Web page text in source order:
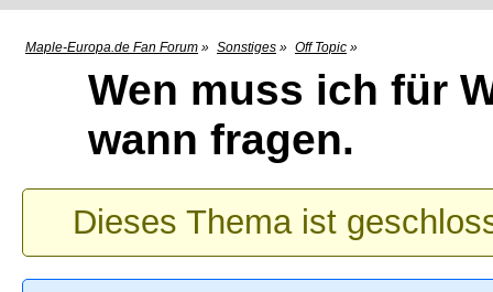
Maple-Europa.de Fan Forum » Sonstiges » Off Topic »
Wen muss ich für
wann fragen.
Dieses Thema ist